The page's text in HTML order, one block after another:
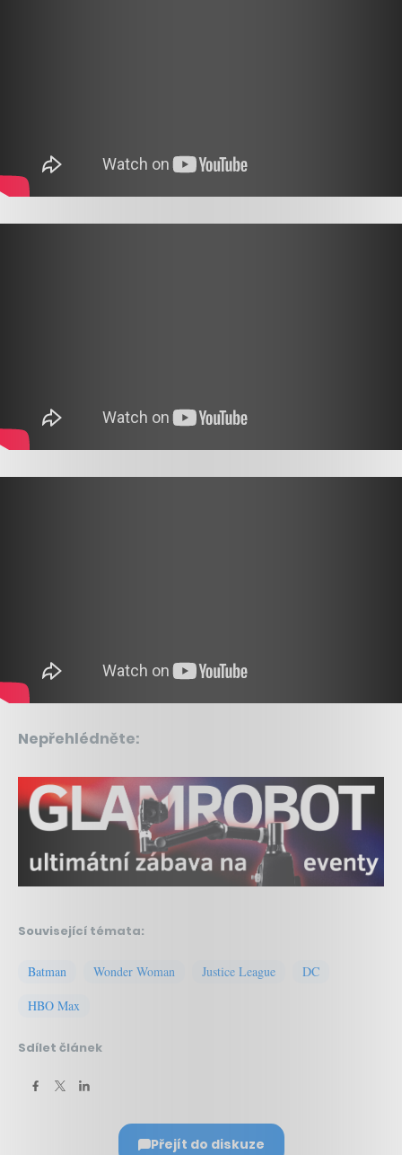
Nepřehlédněte:
Související témata:
Batman Wonder Woman Justice League
DC
HBO Max
Sdílet článek
Přejít do diskuze